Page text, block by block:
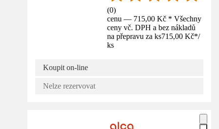
(0)
cenu — 715,00 Kč * Všechny
ceny vč. DPH a bez nákladů
na přepravu za ks715,00 Kč*/
ks
Koupit on-line
Nelze rezervovat